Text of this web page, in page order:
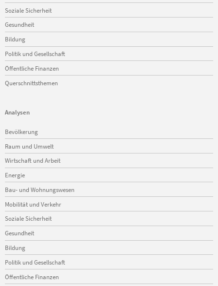
Soziale Sicherheit
Gesundheit
Bildung
Politik und Gesellschaft
Öffentliche Finanzen
Querschnittsthemen
Analysen
Navigation
überspringen
Bevölkerung
Raum und Umwelt
Wirtschaft und Arbeit
Energie
Bau- und Wohnungswesen
Mobilität und Verkehr
Soziale Sicherheit
Gesundheit
Bildung
Politik und Gesellschaft
Öffentliche Finanzen